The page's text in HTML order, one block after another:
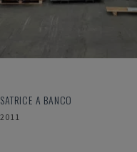
A BANCO
2011